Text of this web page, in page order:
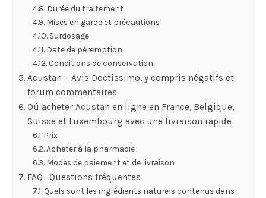
Durée du traitement
Mises en garde et précautions
Surdosage
Date de péremption
Conditions de conservation
Acustan – Avis Doctissimo, y compris négatifs et
forum commentaires
Où acheter Acustan en ligne en France, Belgique,
Suisse et Luxembourg avec une livraison rapide
Prix
Acheter à la pharmacie
Modes de paiement et de livraison
FAQ : Questions fréquentes
Quels sont les ingrédients naturels contenus dans